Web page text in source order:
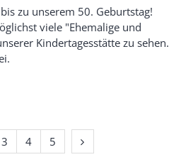
zu unserem 50. Geburtstag!
viele "Ehemalige und
Kindertagesstätte zu sehen.
3 4 5 Nächste Seite